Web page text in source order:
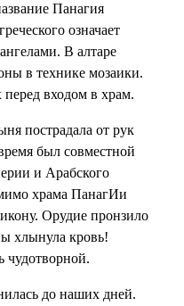
Панагия
означает
В алтаре
в технике мозаики.
входом в храм.
пострадала от рук
был совместной
и Арабского
храма ПанагИи
Орудие пронзило
хлынула кровь!
чудотворной.
до наших дней.